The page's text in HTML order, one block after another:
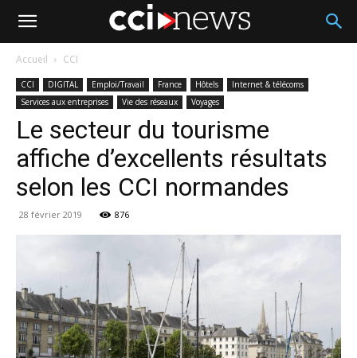
Accueil CCI
CCI DIGITAL Emploi/Travail France Hôtels
Internet & télécoms
Services aux entreprises
Vie des réseaux Voyages
Le secteur du tourisme
affiche d’excellents résultats
selon les CCI normandes
28 février 2019 876